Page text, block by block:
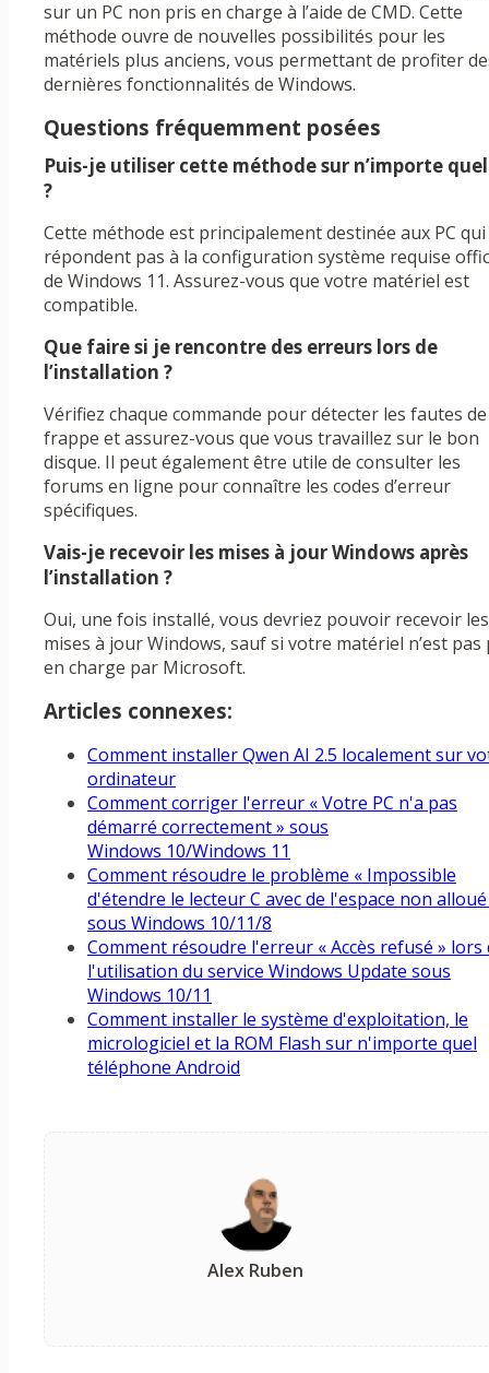
sur un PC non pris en charge à l’aide de CMD. Cette
méthode ouvre de nouvelles possibilités pour les
matériels plus anciens, vous permettant de profiter
dernières fonctionnalités de Windows.
Questions fréquemment posées
Puis-je utiliser cette méthode sur n’importe quel
?
Cette méthode est principalement destinée aux PC
répondent pas à la configuration système requise
de Windows 11. Assurez-vous que votre matériel est
compatible.
Que faire si je rencontre des erreurs lors de
l’installation ?
Vérifiez chaque commande pour détecter les fautes de
frappe et assurez-vous que vous travaillez sur le bon
disque. Il peut également être utile de consulter les
forums en ligne pour connaître les codes d’erreur
spécifiques.
Vais-je recevoir les mises à jour Windows après
l’installation ?
Oui, une fois installé, vous devriez pouvoir recevoir les
mises à jour Windows, sauf si votre matériel n’est pas
en charge par Microsoft.
Articles connexes:
Comment installer Qwen AI 2.5 localement sur
ordinateur
Comment corriger l'erreur « Votre PC n'a pas
démarré correctement » sous
Windows 10/Windows 11
Comment résoudre le problème « Impossible
d'étendre le lecteur C avec de l'espace non alloué
sous Windows 10/11/8
Comment résoudre l'erreur « Accès refusé » lors
l'utilisation du service Windows Update sous
Windows 10/11
Comment installer le système d'exploitation, le
micrologiciel et la ROM Flash sur n'importe quel
téléphone Android
Alex Ruben